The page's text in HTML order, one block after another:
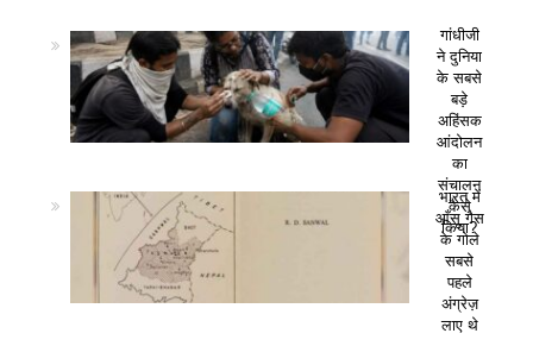
गांधीजी
ने दुनिया
के सबसे
बड़े
अहिंसक
आंदोलन
का
संचालन
कैसे
किया?
भारत में
आँसू गैस
के गोले
सबसे
पहले
अंग्रेज़
लाए थे